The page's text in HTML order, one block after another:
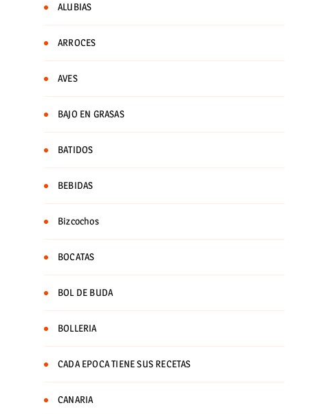
ALUBIAS
ARROCES
AVES
BAJO EN GRASAS
BATIDOS
BEBIDAS
Bizcochos
BOCATAS
BOL DE BUDA
BOLLERIA
CADA EPOCA TIENE SUS RECETAS
CANARIA